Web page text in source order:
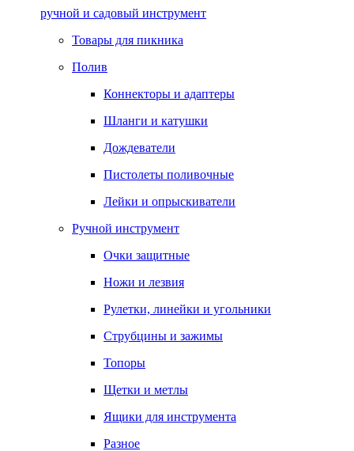
ручной и садовый инструмент
Товары для пикника
Полив
Коннекторы и адаптеры
Шланги и катушки
Дождеватели
Пистолеты поливочные
Лейки и опрыскиватели
Ручной инструмент
Очки защитные
Ножи и лезвия
Рулетки, линейки и угольники
Струбцины и зажимы
Топоры
Щетки и метлы
Ящики для инструмента
Разное